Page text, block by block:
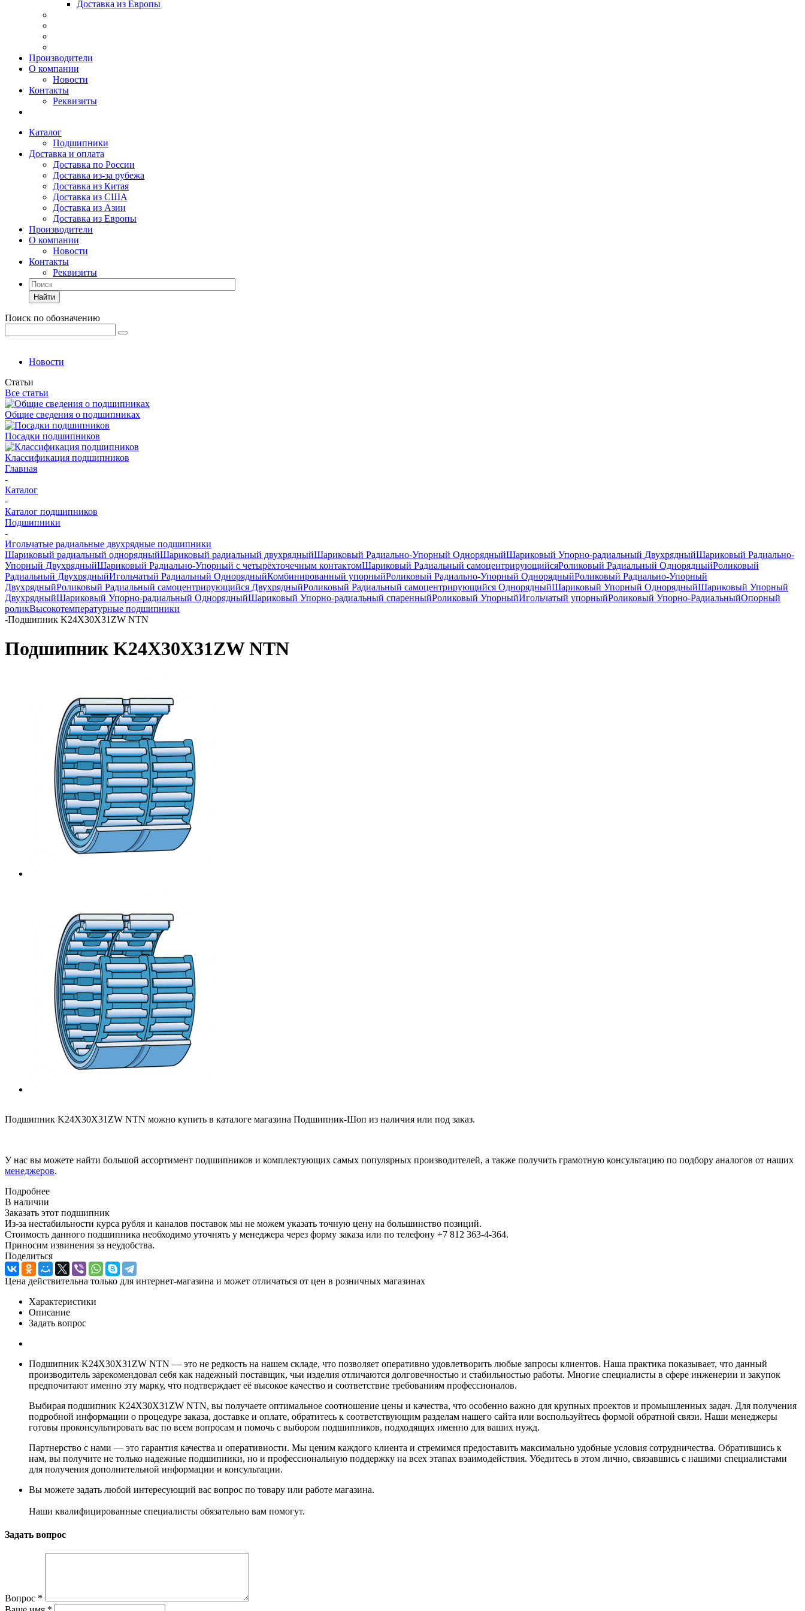
Доставка из Европы
Производители
О компании
Новости
Контакты
Реквизиты
Каталог
Подшипники
Доставка и оплата
Доставка по России
Доставка из-за рубежа
Доставка из Китая
Доставка из США
Доставка из Азии
Доставка из Европы
Производители
О компании
Новости
Контакты
Реквизиты
Найти
Поиск по обозначению
Новости
Статьи
Все статьи
Общие сведения о подшипниках
Посадки подшипников
Классификация подшипников
Главная
-
Каталог
-
Каталог подшипников
Подшипники
-
Игольчатые радиальные двухрядные подшипники
Шариковый радиальный однорядныйШариковый радиальный двухрядныйШариковый Радиально-Упорный ОднорядныйШариковый Упорно-радиальный ДвухрядныйШариковый Радиально-
Упорный ДвухрядныйШариковый Радиально-Упорный с четырёхточечным контактомШариковый Радиальный самоцентрирующийсяРоликовый Радиальный ОднорядныйРоликовый
Радиальный ДвухрядныйИгольчатый Радиальный ОднорядныйКомбинированный упорныйРоликовый Радиально-Упорный ОднорядныйРоликовый Радиально-Упорный
ДвухрядныйРоликовый Радиальный самоцентрирующийся ДвухрядныйРоликовый Радиальный самоцентрирующийся ОднорядныйШариковый Упорный ОднорядныйШариковый Упорный
ДвухрядныйШариковый Упорно-радиальный ОднорядныйШариковый Упорно-радиальный спаренныйРоликовый УпорныйИгольчатый упорныйРоликовый Упорно-РадиальныйОпорный
роликВысокотемпературные подшипники
-Подшипник K24X30X31ZW NTN
Подшипник K24X30X31ZW NTN
Подшипник K24X30X31ZW NTN можно купить в каталоге магазина Подшипник-Шоп из наличия или под заказ.
У нас вы можете найти большой ассортимент подшипников и комплектующих самых популярных производителей, а также получить грамотную консультацию по подбору аналогов от наших
менеджеров.
Подробнее
В наличии
Заказать этот подшипник
Из-за нестабильности курса рубля и каналов поставок мы не можем указать точную цену на большинство позиций.
Стоимость данного подшипника необходимо уточнять у менеджера через форму заказа или по телефону +7 812 363-4-364.
Приносим извинения за неудобства.
Поделиться
Цена действительна только для интернет-магазина и может отличаться от цен в розничных магазинах
Характеристики
Описание
Задать вопрос
Подшипник K24X30X31ZW NTN — это не редкость на нашем складе, что позволяет оперативно удовлетворить любые запросы клиентов. Наша практика показывает, что данный
производитель зарекомендовал себя как надежный поставщик, чьи изделия отличаются долговечностью и стабильностью работы. Многие специалисты в сфере инженерии и закупок
предпочитают именно эту марку, что подтверждает её высокое качество и соответствие требованиям профессионалов.
Выбирая подшипник K24X30X31ZW NTN, вы получаете оптимальное соотношение цены и качества, что особенно важно для крупных проектов и промышленных задач. Для получения
подробной информации о процедуре заказа, доставке и оплате, обратитесь к соответствующим разделам нашего сайта или воспользуйтесь формой обратной связи. Наши менеджеры
готовы проконсультировать вас по всем вопросам и помочь с выбором подшипников, подходящих именно для ваших нужд.
Партнерство с нами — это гарантия качества и оперативности. Мы ценим каждого клиента и стремимся предоставить максимально удобные условия сотрудничества. Обратившись к
нам, вы получите не только надежные подшипники, но и профессиональную поддержку на всех этапах взаимодействия. Убедитесь в этом лично, связавшись с нашими специалистами
для получения дополнительной информации и консультации.
Вы можете задать любой интересующий вас вопрос по товару или работе магазина.
Наши квалифицированные специалисты обязательно вам помогут.
Задать вопрос
Вопрос *